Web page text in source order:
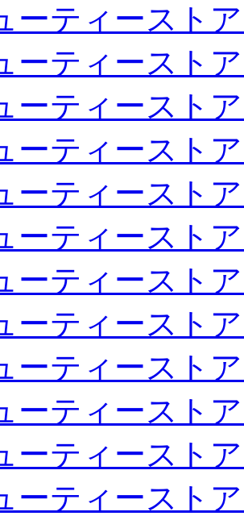
ーティースト
ーティースト
ーティースト
ーティースト
ーティースト
ーティースト
ーティースト
ーティースト
ーティースト
ーティースト
ーティースト
ーティースト